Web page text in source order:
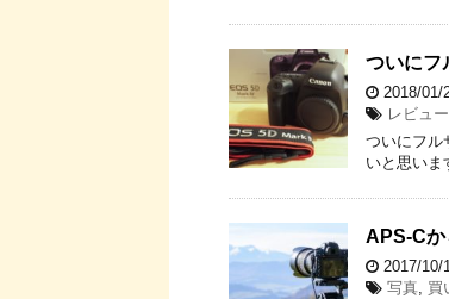
ついにフ
2018/01/
レビュー
ついにフル
いと思いま
APS-Cか
2017/10/
写真, 買